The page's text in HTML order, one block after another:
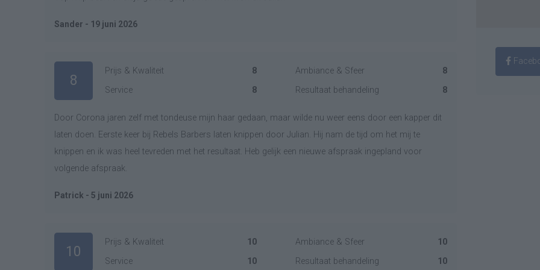
Sander - 19 juni 2026
8
Prijs & Kwaliteit 8 Ambiance & Sfeer
8
Service
8 Resultaat behandeling 8
Door Corona jaren zelf met tondeuse mijn haar gedaan, maar wilde nu weer eens door een kapper dit
laten doen. Eerste keer bij Rebels Barbers laten knippen door Julian. Hij nam de tijd om het mij te
knippen en ik was heel tevreden met het resultaat. Heb gelijk een nieuwe afspraak ingepland voor
volgende afspraak.
Patrick - 5 juni 2026
10
Prijs & Kwaliteit 10 Ambiance & Sfeer
10
Service
10 Resultaat behandeling 10